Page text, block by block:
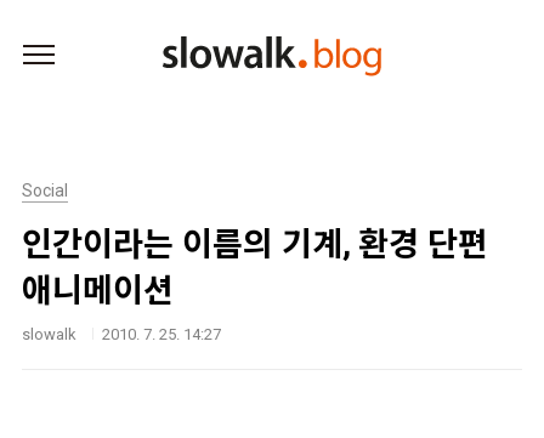
Social
인간이라는 이름의 기계, 환경 단편
애니메이션
slowalk 2010. 7. 25. 14:27